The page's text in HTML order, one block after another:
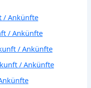
/ Ankünfte
/ Ankünfte
/ Ankünfte
/ Ankünfte